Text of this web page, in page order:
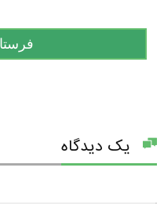
یک دیدگاه